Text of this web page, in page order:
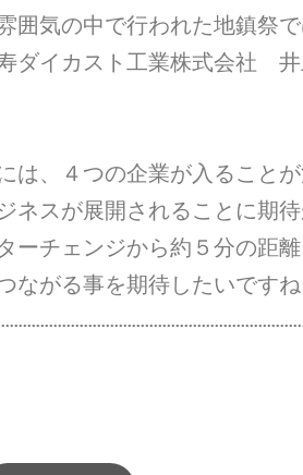
囲気の中で行われた地鎮祭
ダイカスト工業株式会社
は、４つの企業が入ること
ネスが展開されることに期
ーチェンジから約５分の距
ながる事を期待したいです